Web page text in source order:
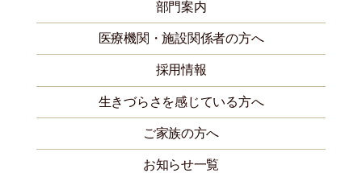
部門案内
医療機関・施設関係者の方へ
採用情報
生きづらさを感じている方へ
ご家族の方へ
お知らせ一覧